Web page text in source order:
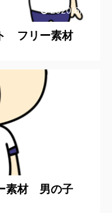
2020/6/20
フリー素材
素材 男の子